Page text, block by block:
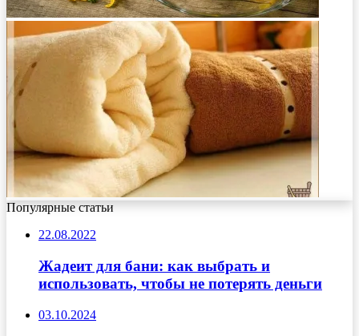
Популярные статьи
22.08.2022
Жадеит для бани: как выбрать и
использовать, чтобы не потерять деньги
03.10.2024